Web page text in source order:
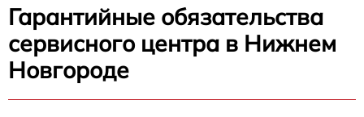
Гарантийные обязательства
сервисного центра в Нижнем
Новгороде